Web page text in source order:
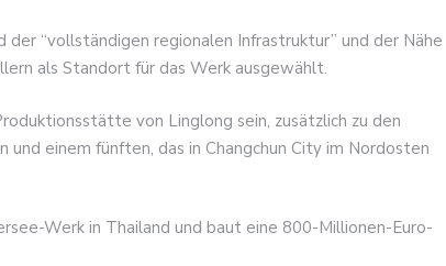
“vollständigen regionalen Infrastruktur” und der Nähe
als Standort für das Werk ausgewählt.
von Linglong sein, zusätzlich zu den
und einem fünften, das in Changchun City im Nordosten
Werk in Thailand und baut eine 800-Millionen-Euro-